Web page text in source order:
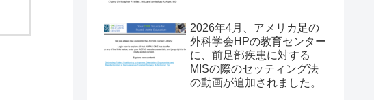
2026年4月、アメリカ足の
外科学会HPの教育センター
に、前足部疾患に対する
MISの際のセッティング法
の動画が追加されました。